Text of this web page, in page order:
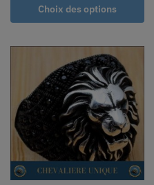
Choix des options